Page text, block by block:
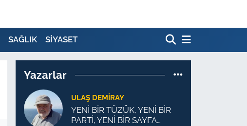
SAĞLIK SİYASET
Yazarlar
ULAŞ DEMİRAY
YENİ BİR TÜZÜK, YENİ BİR
PARTİ, YENİ BİR SAYFA